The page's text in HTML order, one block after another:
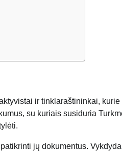
ir tinklaraštininkai,
su kuriais susiduria
jų dokumentus.